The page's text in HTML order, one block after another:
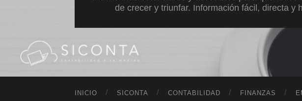
de crecer y triunfar. Información fácil, directa y
INICIO SICONTA CONTABILIDAD FINANZAS